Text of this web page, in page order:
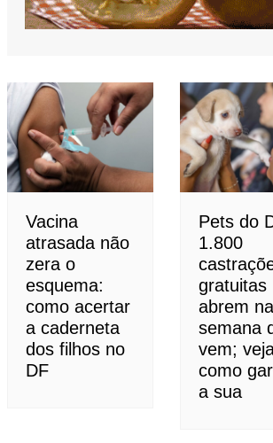
Vacina
atrasada não
zera o
esquema:
como acertar
a caderneta
dos filhos no
DF
Pets do
1.800
gratuitas
abrem na
semana
vem;
como
a sua